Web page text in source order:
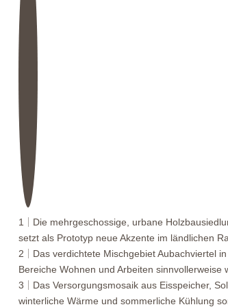
1
Die mehrgeschossige, urbane
setzt als Prototyp neue Akzente im ländlichen
2
Das verdichtete Mischgebiet Aubachviertel
Bereiche Wohnen und Arbeiten sinnvollerweise
3
Das Versorgungsmosaik aus Eisspeicher,
winterliche Wärme und sommerliche Kühlung